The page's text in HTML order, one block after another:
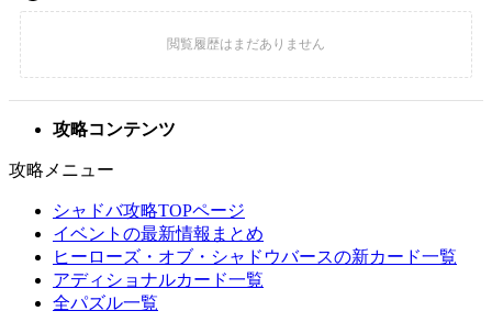
攻略コンテンツ
攻略メニュー
シャドバ攻略TOPページ
イベントの最新情報まとめ
ヒーローズ・オブ・シャドウバースの新カード一覧
アディショナルカード一覧
全パズル一覧